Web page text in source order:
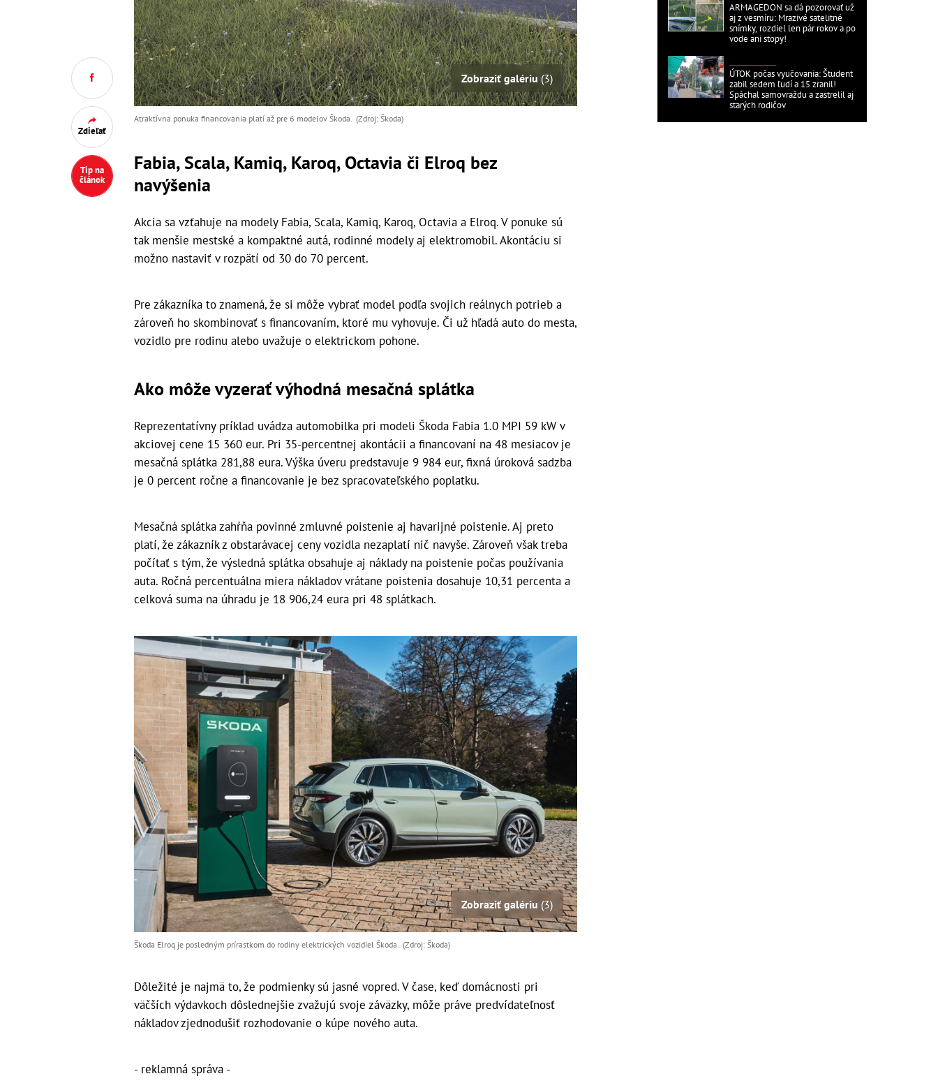
Zdieľať
Tip na
článok
Zobraziť galériu (3)
Atraktívna ponuka financovania platí až pre 6 modelov Škoda. (Zdroj: Škoda)
Fabia, Scala, Kamiq, Karoq, Octavia či Elroq bez
navýšenia
Akcia sa vzťahuje na modely Fabia, Scala, Kamiq, Karoq, Octavia a Elroq. V ponuke sú
tak menšie mestské a kompaktné autá, rodinné modely aj elektromobil. Akontáciu si
možno nastaviť v rozpätí od 30 do 70 percent.
Pre zákazníka to znamená, že si môže vybrať model podľa svojich reálnych potrieb a
zároveň ho skombinovať s financovaním, ktoré mu vyhovuje. Či už hľadá auto do mesta,
vozidlo pre rodinu alebo uvažuje o elektrickom pohone.
Ako môže vyzerať výhodná mesačná splátka
Reprezentatívny príklad uvádza automobilka pri modeli Škoda Fabia 1.0 MPI 59 kW v
akciovej cene 15 360 eur. Pri 35-percentnej akontácii a financovaní na 48 mesiacov je
mesačná splátka 281,88 eura. Výška úveru predstavuje 9 984 eur, fixná úroková sadzba
je 0 percent ročne a financovanie je bez spracovateľského poplatku.
Mesačná splátka zahŕňa povinné zmluvné poistenie aj havarijné poistenie. Aj preto
platí, že zákazník z obstarávacej ceny vozidla nezaplatí nič navyše. Zároveň však treba
počítať s tým, že výsledná splátka obsahuje aj náklady na poistenie počas používania
auta. Ročná percentuálna miera nákladov vrátane poistenia dosahuje 10,31 percenta a
celková suma na úhradu je 18 906,24 eura pri 48 splátkach.
Zobraziť galériu (3)
Škoda Elroq je posledným prírastkom do rodiny elektrických vozidiel Škoda. (Zdroj: Škoda)
Dôležité je najmä to, že podmienky sú jasné vopred. V čase, keď domácnosti pri
väčších výdavkoch dôslednejšie zvažujú svoje záväzky, môže práve predvídateľnosť
nákladov zjednodušiť rozhodovanie o kúpe nového auta.
- reklamná správa -
ARMAGEDON sa dá pozorovať už
aj z vesmíru: Mrazivé satelitné
snímky, rozdiel len pár rokov a po
vode ani stopy!
ÚTOK počas vyučovania: Študent
zabil sedem ľudí a 15 zranil!
Spáchal samovraždu a zastrelil aj
starých rodičov